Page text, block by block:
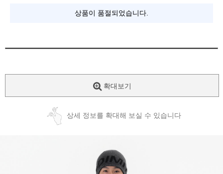
상품이 품절되었습니다.
확대보기
상세 정보를 확대해 보실 수 있습니다